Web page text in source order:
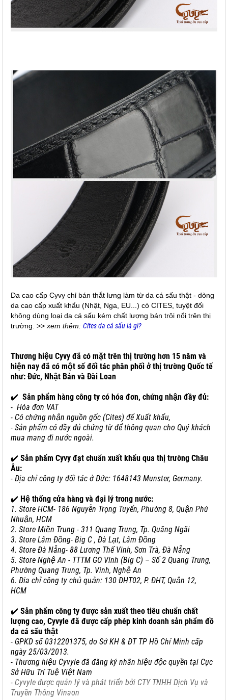
Da cao cấp Cyvy chỉ bán thắt lưng làm từ da cá sấu thật - dòng
da cao cấp xuất khẩu (Nhật, Nga, EU...) có CITES, tuyệt đối
không dùng loại da cá sấu kém chất lượng bán trôi nổi trên thị
trường. >> xem thêm: Cites da cá sấu là gì?
Thương hiệu Cyvy đã có mặt trên thị trường hơn 15 năm và
hiện nay đã có một số đối tác phân phối ở thị trường Quốc tế
như: Đức, Nhật Bản và Đài Loan
✔️ Sản phẩm hàng công ty có hóa đơn, chứng nhận đầy đủ:
- Hóa đơn VAT
- Có chứng nhận nguồn gốc (Cites) để Xuất khẩu,
- Sản phẩm có đầy đủ chứng từ để thông quan cho Quý khách
mua mang đi nước ngoài.
✔️ Sản phẩm Cyvy đạt chuẩn xuất khẩu qua thị trường Châu
Âu:
- Địa chỉ công ty đối tác ở Đức: 1648143 Munster, Germany.
✔️ Hệ thống cửa hàng và đại lý trong nước:
1. Store HCM- 186 Nguyễn Trọng Tuyển, Phường 8, Quận Phú
Nhuận, HCM
2. Store Miền Trung - 311 Quang Trung, Tp. Quãng Ngãi
3. Store Lâm Đồng- Big C , Đà Lạt, Lâm Đồng
4. Store Đà Nẵng- 88 Lương Thế Vinh, Sơn Trà, Đà Nẵng
5. Store Nghệ An - TTTM GO Vinh (Big C) – Số 2 Quang Trung,
Phường Quang Trung, Tp. Vinh, Nghệ An
6. Địa chỉ công ty chủ quản: 130 ĐHT02, P. ĐHT, Quận 12,
HCM
✔️ Sản phẩm công ty được sản xuất theo tiêu chuẩn chất
lượng cao, Cyvyle đã được cấp phép kinh doanh sản phẩm đồ
da cá sấu thật
- GPKD số 0312201375, do Sở KH & ĐT TP Hồ Chí Minh cấp
ngày 25/03/2013.
- Thương hiệu Cyvyle đã đăng ký nhãn hiệu độc quyền tại Cục
Sở Hữu Trí Tuệ Việt Nam
- Cyvyle được quản lý và phát triển bởi CTY TNHH Dịch Vụ và
Truyền Thông Vinaon